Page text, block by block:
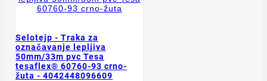
Selotejp - Traka za
označavanje lepljiva
50mm/33m pvc Tesa
tesaflex® 60760-93 crno-
žuta - 4042448096609